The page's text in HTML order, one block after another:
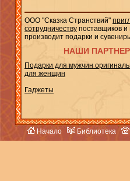
ООО "Сказка Странствий"
сотрудничеству поставщиков и
производит подарки и
НАШИ
Подарки для мужчин
для женщин
Гаджеты
Начало Библиотека